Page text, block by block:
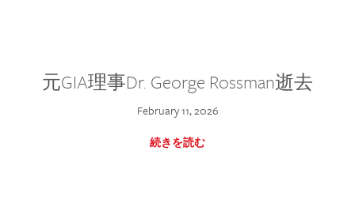
元GIA理事Dr. George Rossman逝去
February 11, 2026
続きを読む